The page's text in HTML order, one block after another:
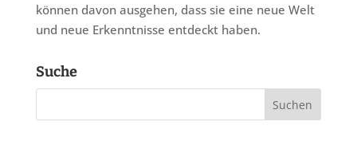
können davon ausgehen, dass sie eine neue Welt
und neue Erkenntnisse entdeckt haben.
Suche